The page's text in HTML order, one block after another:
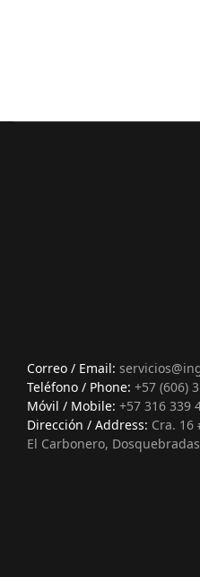
Correo / Email:
Teléfono / Phone: +57 (606)
Móvil / Mobile: +57 316 339
Dirección / Address: Cra. 16
El Carbonero,